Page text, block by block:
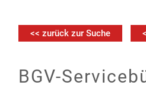
<< zurück zur Suche
BGV-